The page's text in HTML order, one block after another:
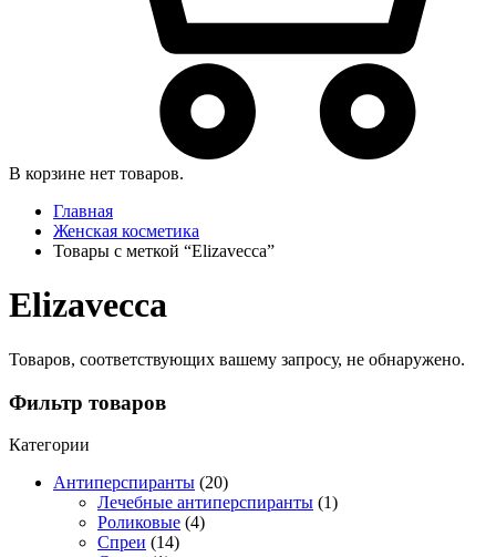
В корзине нет товаров.
Главная
Женская косметика
Товары с меткой “Elizavecca”
Elizavecca
Товаров, соответствующих вашему запросу, не обнаружено.
Фильтр товаров
Категории
Антиперспиранты (20)
Лечебные антиперспиранты (1)
Роликовые (4)
Спреи (14)